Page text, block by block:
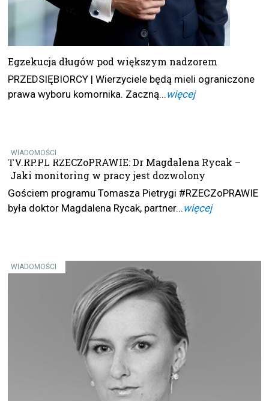
Egzekucja długów pod większym nadzorem
PRZEDSIĘBIORCY | Wierzyciele będą mieli ograniczone
prawa wyboru komornika. Zaczną...więcej
WIADOMOŚCI
TV.RP.PL RZECZoPRAWIE: Dr Magdalena Rycak –
Jaki monitoring w pracy jest dozwolony
Gościem programu Tomasza Pietrygi #RZECZoPRAWIE
była doktor Magdalena Rycak, partner...więcej
WIADOMOŚCI